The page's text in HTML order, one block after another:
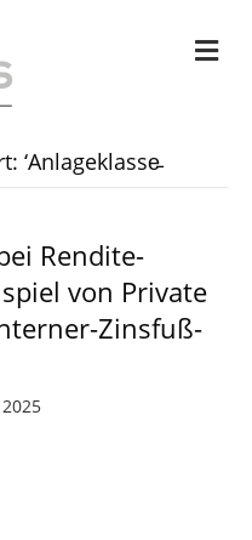
‘Anlageklasse̵
Rendite-
von Private
Zinsfuß-